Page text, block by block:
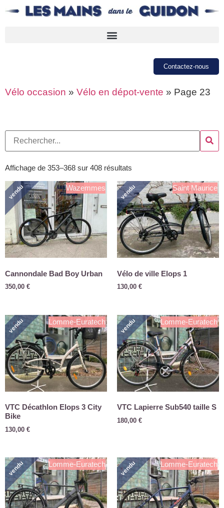
Contactez-nous
Vélo occasion » Vélo en dépot-vente » Page 23
Affichage de 353–368 sur 408 résultats
Wazemmes
vendu
Cannondale Bad Boy Urban
350,00 €
Saint Maurice
vendu
Vélo de ville Elops 1
130,00 €
Lomme-Euratech
vendu
VTC Décathlon Elops 3 City
Bike
130,00 €
Lomme-Euratech
vendu
VTC Lapierre Sub540 taille S
180,00 €
Lomme-Euratech
vendu Lomme-Euratech
vendu